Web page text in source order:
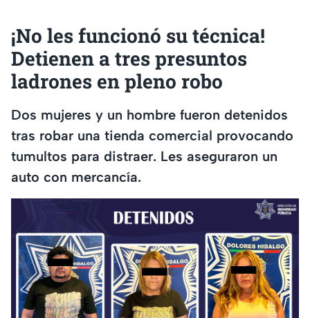
¡No les funcionó su técnica!
Detienen a tres presuntos
ladrones en pleno robo
Dos mujeres y un hombre fueron detenidos
tras robar una tienda comercial provocando
tumultos para distraer. Les aseguraron un
auto con mercancía.